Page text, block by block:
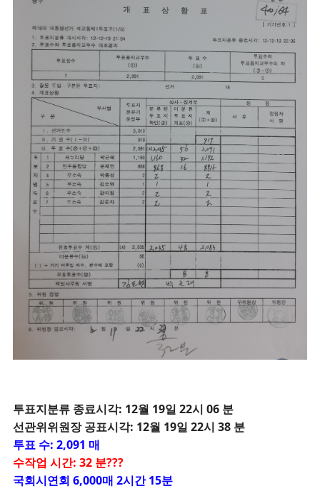
투표지분류 종료시각: 12월 19일 22시 06 분
선관위위원장 공표시각: 12월 19일 22시 38 분
투표 수: 2,091 매
수작업 시간: 32 분???
국회시연회 6,000매 2시간 15분